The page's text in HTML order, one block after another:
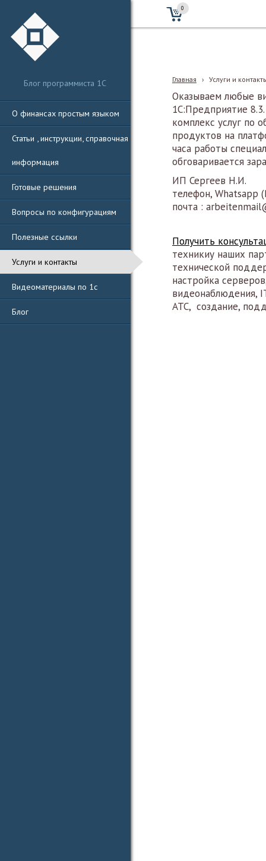
Блог программиста 1С
О финансах простым языком
Статьи , инструкции, справочная
информация
Готовые решения
Вопросы по конфигурациям
Полезные ссылки
Услуги и контакты
Видеоматериалы по 1с
Блог
0
Главная › Услуги и
Оказываем любые
1С:Предприятие
комплекс услуг по
продуктов на
часа работы
обговаривается
ИП Сергеев Н.И.
телефон, Whatsapp
почта :
Получить
техникиу наших
технической
настройка
видеонаблюдения,
АТС, создание,